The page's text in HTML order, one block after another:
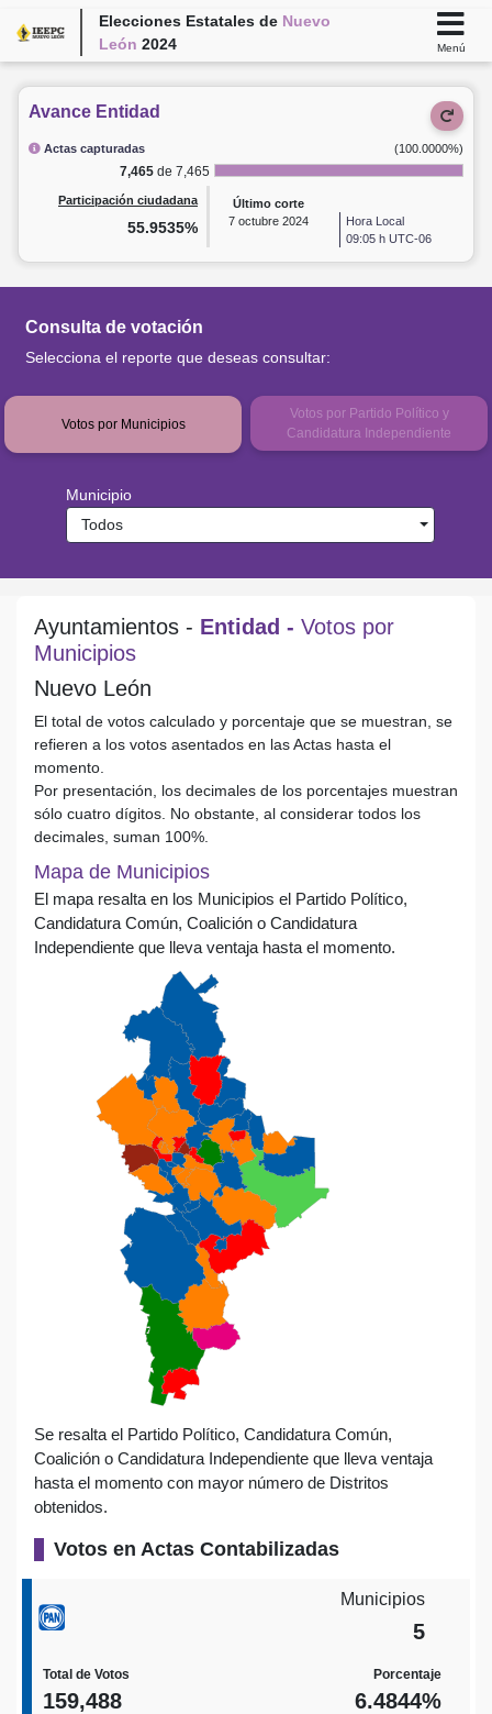
Elecciones Estatales de Nuevo
León 2024 Menú
Avance Entidad
Actas capturadas (100.0000%)
7,465 de 7,465
Participación ciudadana
55.9535%
Último corte
7 octubre 2024
Hora Local
09:05 h UTC-06
Consulta de votación
Selecciona el reporte que deseas consultar:
Votos por Municipios
Votos por Partido Político y
Candidatura Independiente
Municipio
Todos
Ayuntamientos - Entidad - Votos por
Municipios
Nuevo León
El total de votos calculado y porcentaje que se muestran, se
refieren a los votos asentados en las Actas hasta el
momento.
Por presentación, los decimales de los porcentajes muestran
sólo cuatro dígitos. No obstante, al considerar todos los
decimales, suman 100%.
Mapa de Municipios
El mapa resalta en los Municipios el Partido Político,
Candidatura Común, Coalición o Candidatura
Independiente que lleva ventaja hasta el momento.
Se resalta el Partido Político, Candidatura Común,
Coalición o Candidatura Independiente que lleva ventaja
hasta el momento con mayor número de Distritos
obtenidos.
Votos en Actas Contabilizadas
Municipios
5
Total de Votos
159,488
Porcentaje
6.4844%